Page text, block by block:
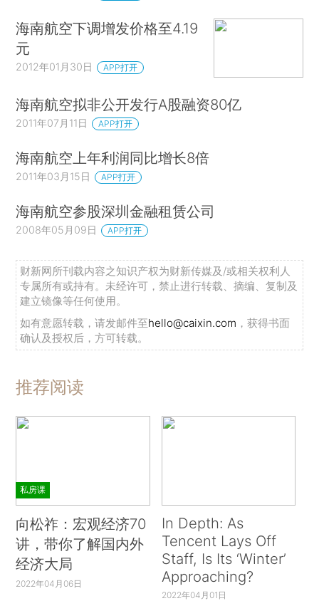
海南航空下调增发价格至4.19
元
2012年01月30日 APP打开
海南航空拟非公开发行A股融资80亿
2011年07月11日 APP打开
海南航空上年利润同比增长8倍
2011年03月15日 APP打开
海南航空参股深圳金融租赁公司
2008年05月09日 APP打开
财新网所刊载内容之知识产权为财新传媒及/或相关权利人
专属所有或持有。未经许可，禁止进行转载、摘编、复制及
建立镜像等任何使用。
如有意愿转载，请发邮件至hello@caixin.com ，获得书面
确认及授权后，方可转载。
推荐阅读
私房课
向松祚：宏观经济70
讲，带你了解国内外
经济大局
2022年04月06日
In Depth: As
Tencent Lays Off
Staff, Is Its ‘Winter’
Approaching?
2022年04月01日